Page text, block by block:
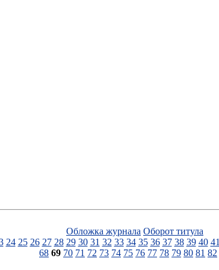
Обложка журнала Оборот титула
24 25 26 27 28 29 30 31 32 33 34 35 36 37 38 39 40 41
68 69 70 71 72 73 74 75 76 77 78 79 80 81 82